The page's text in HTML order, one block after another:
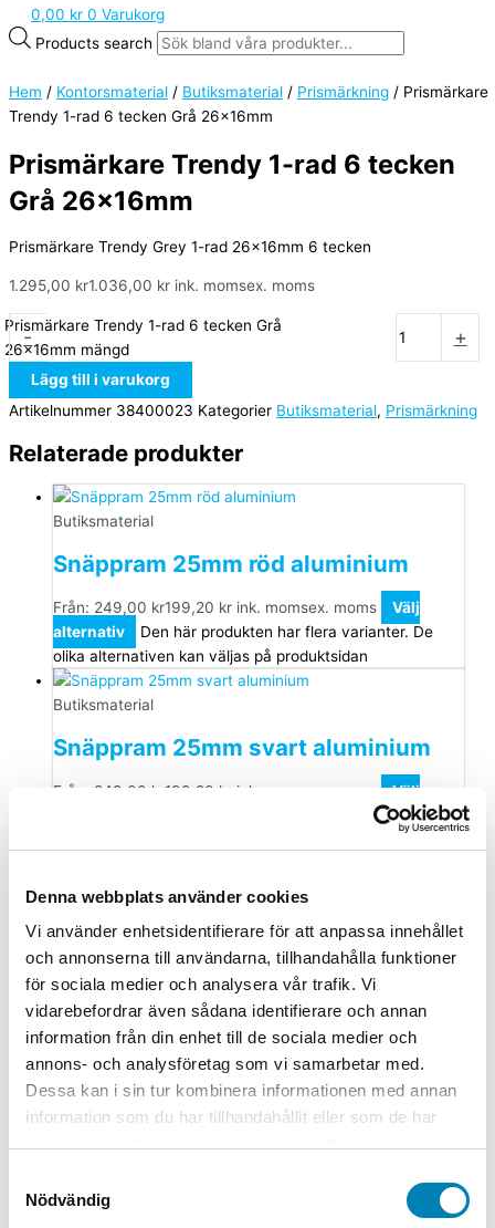
Denna webbplats använder cookies
Vi använder enhetsidentifierare för att anpassa innehållet
och annonserna till användarna, tillhandahålla funktioner
för sociala medier och analysera vår trafik. Vi
vidarebefordrar även sådana identifierare och annan
information från din enhet till de sociala medier och
annons- och analysföretag som vi samarbetar med.
Dessa kan i sin tur kombinera informationen med annan
information som du har tillhandahållit eller som de har
Nödvändig
0,00 kr 0 Varukorg
Products search
Hem / Kontorsmaterial / Butiksmaterial / Prismärkning / Prismärkare
Trendy 1-rad 6 tecken Grå 26x16mm
Prismärkare Trendy 1-rad 6 tecken
Grå 26x16mm
Prismärkare Trendy Grey 1-rad 26x16mm 6 tecken
1.295,00 kr1.036,00 kr ink. momsex. moms
-
Prismärkare Trendy 1-rad 6 tecken Grå
26x16mm mängd
+
Lägg till i varukorg
Artikelnummer 38400023 Kategorier Butiksmaterial, Prismärkning
Relaterade produkter
Butiksmaterial
Snäppram 25mm röd aluminium
Från: 249,00 kr199,20 kr ink. momsex. moms
Välj
alternativ
Den här produkten har flera varianter. De
olika alternativen kan väljas på produktsidan
Butiksmaterial
Snäppram 25mm svart aluminium
Från: 249,00 kr 199,20 kr ink. moms
Välj
Den här produkten har flera varianter. De
Butiksmaterial
Teleskopstativ Med Plastram Samt
Fot Svart A4
ink. moms
Butiksmaterial
Gatuställ Gotic silver 50x70cm